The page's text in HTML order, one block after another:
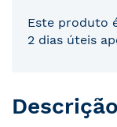
Este produto
2 dias úteis
Descrição